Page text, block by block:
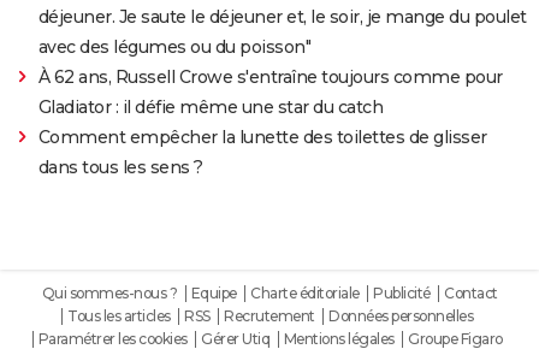
déjeuner. Je saute le déjeuner et, le soir, je mange du poulet
avec des légumes ou du poisson"
À 62 ans, Russell Crowe s'entraîne toujours comme pour
Gladiator : il défie même une star du catch
Comment empêcher la lunette des toilettes de glisser
dans tous les sens ?
Qui sommes-nous ? Equipe Charte éditoriale Publicité
Contact
Tous les articles
RSS Recrutement
Données personnelles
Paramétrer les cookies
Gérer Utiq Mentions légales Groupe Figaro